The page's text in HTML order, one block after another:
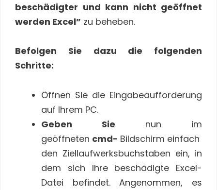
beschädigter und kann nicht geöffnet
werden Excel” zu beheben.
Befolgen Sie dazu die folgenden
Schritte:
Öffnen Sie die Eingabeaufforderung
auf Ihrem PC.
Geben Sie nun im
geöffneten cmd- Bildschirm einfach
den Ziellaufwerksbuchstaben ein, in
dem sich Ihre beschädigte Excel-
Datei befindet. Angenommen, es